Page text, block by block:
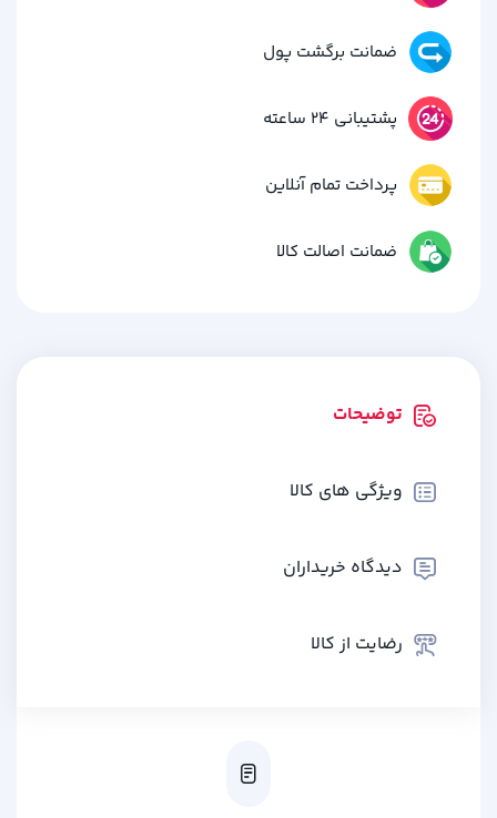
ضمانت برگشت پول
پشتیبانی 24 ساعته
پرداخت تمام آنلاین
ضمانت اصالت کالا
توضیحات
ویژگی های کالا
دیدگاه خریداران
رضایت از کالا